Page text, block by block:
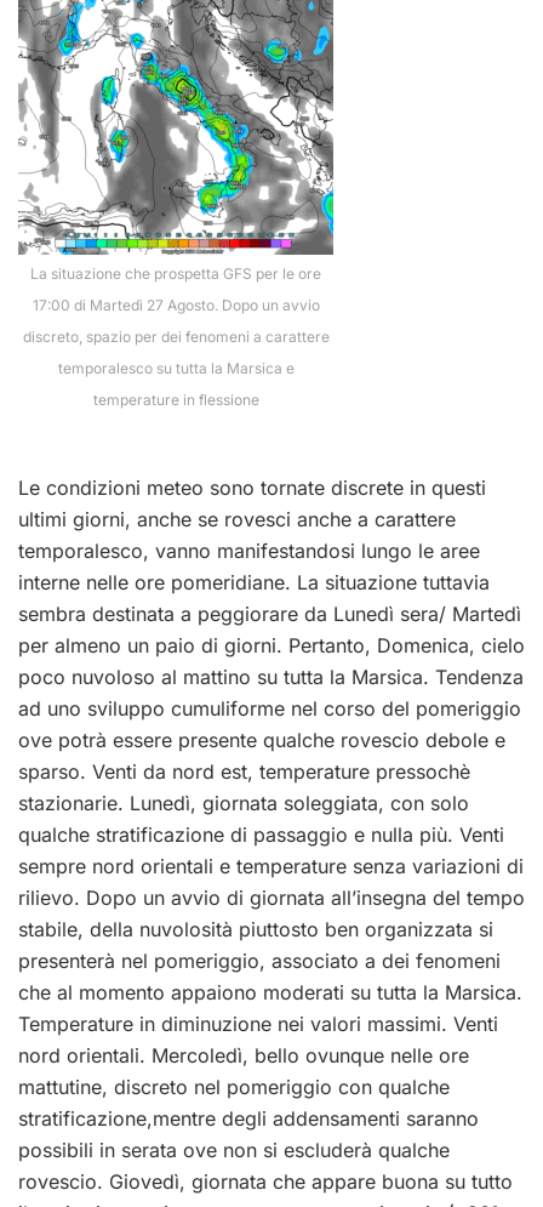
La situazione che prospetta GFS per le ore
17:00 di Martedì 27 Agosto. Dopo un avvio
discreto, spazio per dei fenomeni a carattere
temporalesco su tutta la Marsica e
temperature in flessione
Le condizioni meteo sono tornate discrete in questi
ultimi giorni, anche se rovesci anche a carattere
temporalesco, vanno manifestandosi lungo le aree
interne nelle ore pomeridiane. La situazione tuttavia
sembra destinata a peggiorare da Lunedì sera/ Martedì
per almeno un paio di giorni. Pertanto, Domenica, cielo
poco nuvoloso al mattino su tutta la Marsica. Tendenza
ad uno sviluppo cumuliforme nel corso del pomeriggio
ove potrà essere presente qualche rovescio debole e
sparso. Venti da nord est, temperature pressochè
stazionarie. Lunedì, giornata soleggiata, con solo
qualche stratificazione di passaggio e nulla più. Venti
sempre nord orientali e temperature senza variazioni di
rilievo. Dopo un avvio di giornata all’insegna del tempo
stabile, della nuvolosità piuttosto ben organizzata si
presenterà nel pomeriggio, associato a dei fenomeni
che al momento appaiono moderati su tutta la Marsica.
Temperature in diminuzione nei valori massimi. Venti
nord orientali. Mercoledì, bello ovunque nelle ore
mattutine, discreto nel pomeriggio con qualche
stratificazione,mentre degli addensamenti saranno
possibili in serata ove non si escluderà qualche
rovescio. Giovedì, giornata che appare buona su tutto